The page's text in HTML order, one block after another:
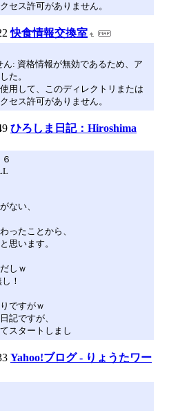
セス許可がありません。
快食情報交換室
ん: 資格情報が無効であるため、ア
た。
用して、このディレクトリまたは
セス許可がありません。
ひろしま日記：Hiroshima
ない、
ったことから、
思います。
しｗ
！
ですがｗ
記ですが、
スタートしまし
Yahoo!ブログ - りょうたワー